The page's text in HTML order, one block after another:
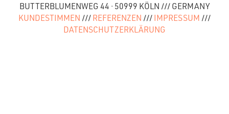
BUTTERBLUMENWEG 44 · 50999 KÖLN /// GERMANY
KUNDESTIMMEN /// REFERENZEN /// IMPRESSUM ///
DATENSCHUTZERKLÄRUNG